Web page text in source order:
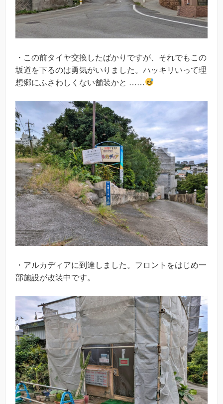
・この前タイヤ交換したばかりですが、それでもこの
坂道を下るのは勇気がいりました。ハッキリいって理
想郷にふさわしくない舗装かと ……
・アルカディアに到達しました。フロントをはじめ一
部施設が改装中です。